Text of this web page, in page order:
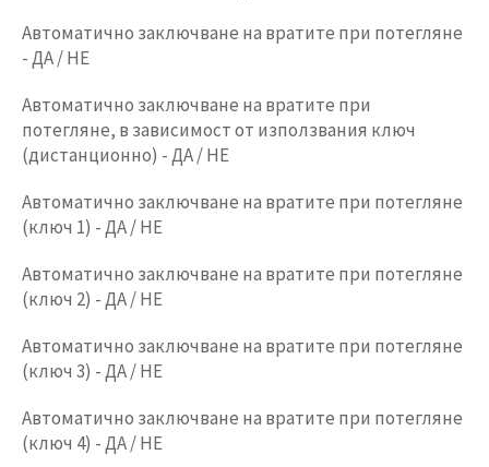
Автоматично заключване на вратите при потегляне
- ДА / НЕ
Автоматично заключване на вратите при
потегляне, в зависимост от използвания ключ
(дистанционно) - ДА / НЕ
Автоматично заключване на вратите при потегляне
(ключ 1) - ДА / НЕ
Автоматично заключване на вратите при потегляне
(ключ 2) - ДА / НЕ
Автоматично заключване на вратите при потегляне
(ключ 3) - ДА / НЕ
Автоматично заключване на вратите при потегляне
(ключ 4) - ДА / НЕ